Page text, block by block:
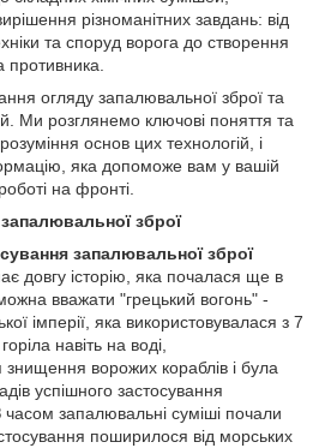
різноманітних завдань: від
та споруд ворога до створення
противника.
огляду запалювальної зброї та
Ми розглянемо ключові поняття та
основ цих технологій, і
яка допоможе вам у вашій
на фронті.
запалювальної зброї
запалювальної зброї
довгу історію, яка почалася ще в
вважати "грецький вогонь" -
імперії, яка використовувалася з 7
навіть на воді,
знищення ворожих кораблів і була
успішного застосування
запалювальні суміші почали
поширилося від морських